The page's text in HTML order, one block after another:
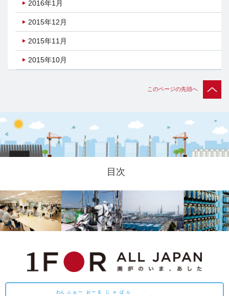
2016年1月
2015年12月
2015年11月
2015年10月
このページの先頭へ
目次
わん ふぉー おーる じゃぱん